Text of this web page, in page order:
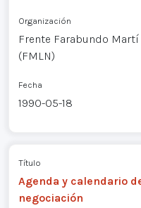
Organización
Frente Farabundo
(FMLN)
Fecha
1990-05-18
Título
Agenda y calendario
negociación